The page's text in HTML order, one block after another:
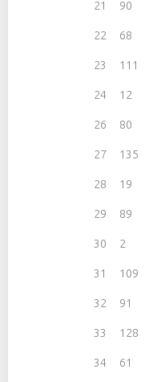
21 90
22 68
23 111
24 12
26 80
27 135
28 19
29 89
30 2
31 109
32 91
33 128
34 61